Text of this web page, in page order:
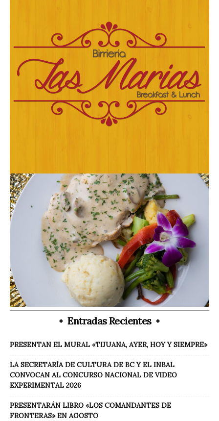
Entradas Recientes
PRESENTAN EL MURAL «TIJUANA, AYER, HOY Y SIEMPRE»
LA SECRETARÍA DE CULTURA DE BC Y EL INBAL
CONVOCAN AL CONCURSO NACIONAL DE VIDEO
EXPERIMENTAL 2026
PRESENTARÁN LIBRO «LOS COMANDANTES DE
FRONTERAS» EN AGOSTO